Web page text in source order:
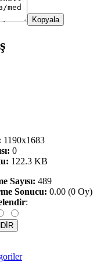
Kopyala
1190x1683
0
122.3 KB
Sayısı: 489
Sonucu: 0.00 (0 Oy)
: